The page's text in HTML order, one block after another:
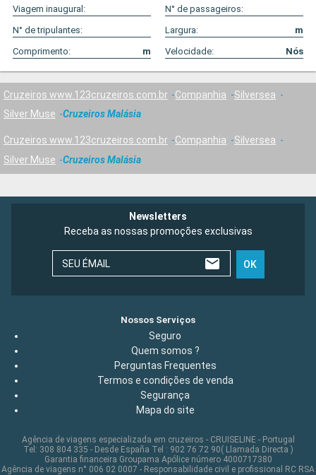
Viagem inaugural:
N° de passageiros:
N° de tripulantes:
Largura:
m
Comprimento:
m Velocidade: Nós
Cruzeiros www.123cruzeiros.com.br Companhia
Silversea
Silver Muse
Cruzeiros Malásia
Cruzeiros www.123cruzeiros.com.br Companhia
Silversea
Silver Muse
Cruzeiros Malásia
Newsletters
Receba as nossas promoções exclusivas
SEU ÉMAIL OK
Nossos Serviços
Seguro
Quem somos ?
Perguntas Frequentes
Termos e condições de venda
Segurança
Mapa do site
Agência de viagens especializada em cruzeiros - CRUISELINE - Portugal
Tel: 308 804 335 - Desde España Tel : 902 76 72 90( Llamada Directa )
Garantia financeira Groupama Apólice número 4000717380
Agência de viagens n° 006 02 0007 - Responsabilidade civil e profissional RC RSA